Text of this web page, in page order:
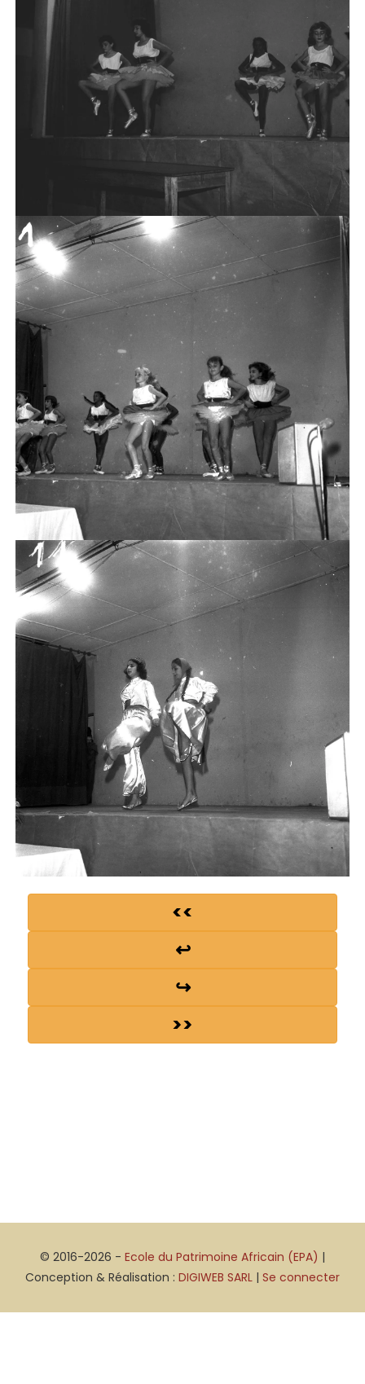
<<
↩
↪
>>
© 2016-2026 - Ecole du Patrimoine Africain (EPA) |
Conception & Réalisation : DIGIWEB SARL | Se connecter